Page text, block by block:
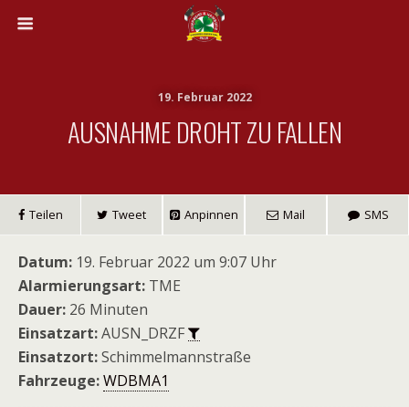
19. Februar 2022
AUSNAHME DROHT ZU FALLEN
Teilen Tweet Anpinnen Mail SMS
Datum: 19. Februar 2022 um 9:07 Uhr
Alarmierungsart: TME
Dauer: 26 Minuten
Einsatzart:AUSN_DRZF
Einsatzort:Schimmelmannstraße
Fahrzeuge:WDBMA1